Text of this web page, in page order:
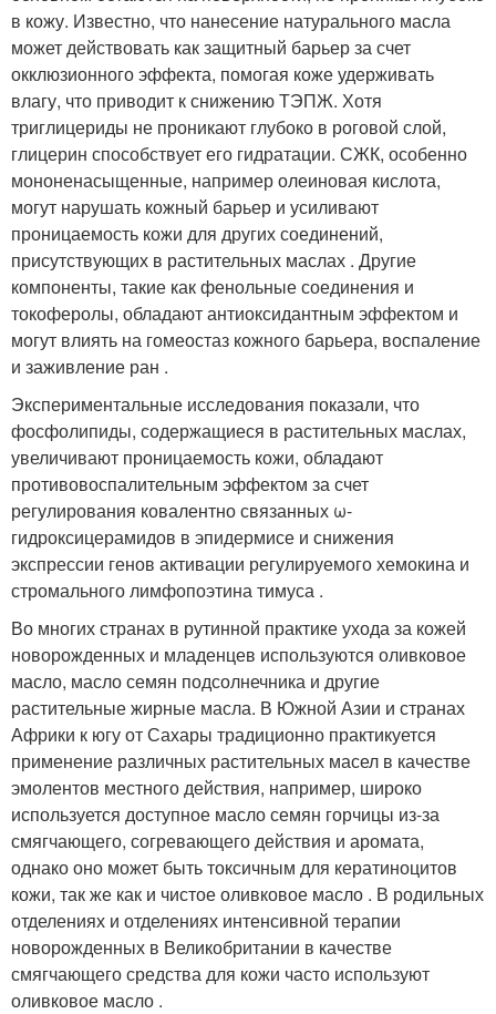
в кожу. Известно, что нанесение натурального масла
может действовать как защитный барьер за счет
окклюзионного эффекта, помогая коже удерживать
влагу, что приводит к снижению ТЭПЖ. Хотя
триглицериды не проникают глубоко в роговой слой,
глицерин способствует его гидратации. СЖК, особенно
мононенасыщенные, например олеиновая кислота,
могут нарушать кожный барьер и усиливают
проницаемость кожи для других соединений,
присутствующих в растительных маслах . Другие
компоненты, такие как фенольные соединения и
токоферолы, обладают антиоксидантным эффектом и
могут влиять на гомеостаз кожного барьера, воспаление
и заживление ран .
Экспериментальные исследования показали, что
фосфолипиды, содержащиеся в растительных маслах,
увеличивают проницаемость кожи, обладают
противовоспалительным эффектом за счет
регулирования ковалентно связанных ω-
гидроксицерамидов в эпидермисе и снижения
экспрессии генов активации регулируемого хемокина и
стромального лимфопоэтина тимуса .
Во многих странах в рутинной практике ухода за кожей
новорожденных и младенцев используются оливковое
масло, масло семян подсолнечника и другие
растительные жирные масла. В Южной Азии и странах
Африки к югу от Сахары традиционно практикуется
применение различных растительных масел в качестве
эмолентов местного действия, например, широко
используется доступное масло семян горчицы из-за
смягчающего, согревающего действия и аромата,
однако оно может быть токсичным для кератиноцитов
кожи, так же как и чистое оливковое масло . В родильных
отделениях и отделениях интенсивной терапии
новорожденных в Великобритании в качестве
смягчающего средства для кожи часто используют
оливковое масло .